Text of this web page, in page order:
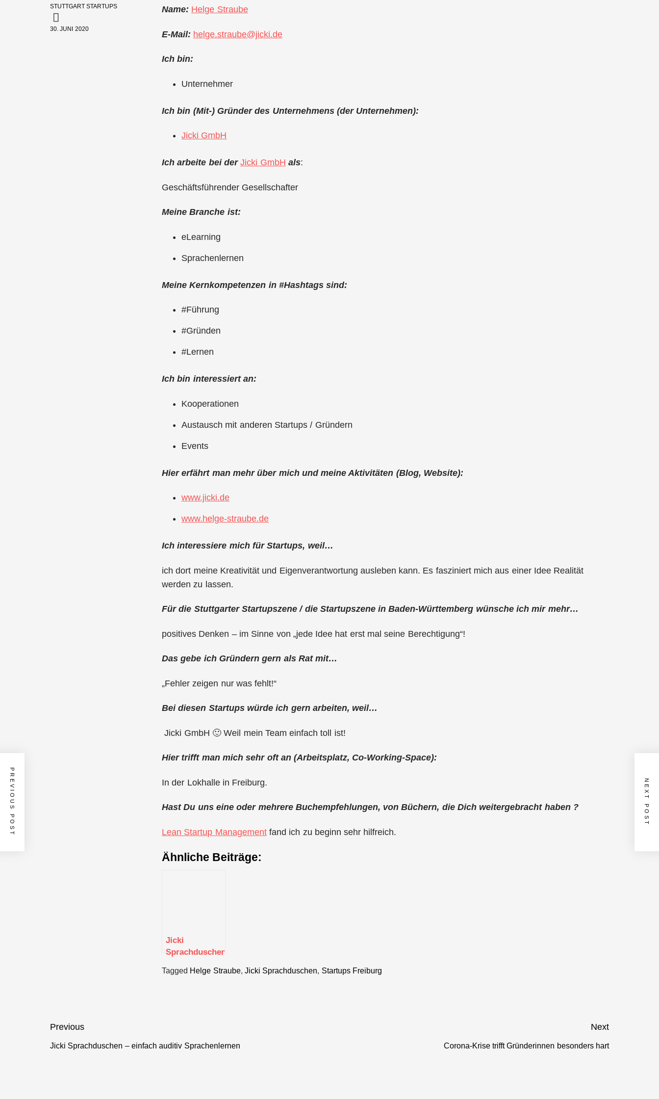
STUTTGART STARTUPS
30. JUNI 2020
Name: Helge Straube
E-Mail: helge.straube@jicki.de
Ich bin:
Unternehmer
Ich bin (Mit-) Gründer des Unternehmens (der Unternehmen):
Jicki GmbH
Ich arbeite bei der Jicki GmbH als:
Geschäftsführender Gesellschafter
Meine Branche ist:
eLearning
Sprachenlernen
Meine Kernkompetenzen in #Hashtags sind:
#Führung
#Gründen
#Lernen
Ich bin interessiert an:
Kooperationen
Austausch mit anderen Startups / Gründern
Events
Hier erfährt man mehr über mich und meine Aktivitäten (Blog, Website):
www.jicki.de
www.helge-straube.de
Ich interessiere mich für Startups, weil…
ich dort meine Kreativität und Eigenverantwortung ausleben kann. Es fasziniert mich aus einer Idee Realität
werden zu lassen.
Für die Stuttgarter Startupszene / die Startupszene in Baden-Württemberg wünsche ich mir mehr…
positives Denken – im Sinne von „jede Idee hat erst mal seine Berechtigung“!
Das gebe ich Gründern gern als Rat mit…
„Fehler zeigen nur was fehlt!“
Bei diesen Startups würde ich gern arbeiten, weil…
Jicki GmbH 🙂 Weil mein Team einfach toll ist!
Hier trifft man mich sehr oft an (Arbeitsplatz, Co-Working-Space):
In der Lokhalle in Freiburg.
Hast Du uns eine oder mehrere Buchempfehlungen, von Büchern, die Dich weitergebracht haben ?
Lean Startup Managementfand ich zu beginn sehr hilfreich.
Ähnliche Beiträge:
Jicki
Sprachduschen
auditiv
Tagged Helge Straube, Jicki Sprachduschen, Startups Freiburg
Beitragsnavigation
Previous
Previous
Jicki Sprachduschen – einfach auditiv Sprachenlernen
Next
Next
Corona-Krise trifft Gründerinnen besonders hart
PREVIOUS POST NEXT POST